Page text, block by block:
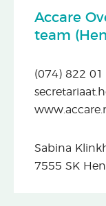
Accare
team
(074) 822 01
Sabina
7555 SK